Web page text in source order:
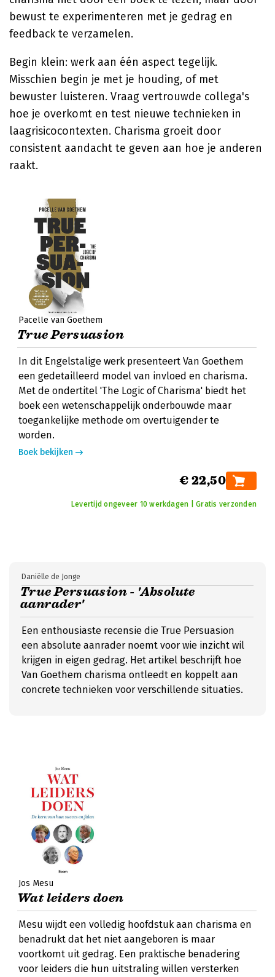
bewust te experimenteren met je gedrag en
feedback te verzamelen.
Begin klein: werk aan één aspect tegelijk.
Misschien begin je met je houding, of met
bewuster luisteren. Vraag vertrouwde collega's
hoe je overkomt en test nieuwe technieken in
laagrisicocontexten. Charisma groeit door
consistent aandacht te geven aan hoe je anderen
raakt.
Pacelle van Goethem
True Persuasion
In dit Engelstalige werk presenteert Van Goethem
een gedetailleerd model van invloed en charisma.
Met de ondertitel 'The Logic of Charisma' biedt het
boek een wetenschappelijk onderbouwde maar
toegankelijke methode om overtuigender te
worden.
Boek bekijken
€ 22,50
Levertijd ongeveer 10 werkdagen | Gratis verzonden
True Persuasion - 'Absolute
aanrader'
Daniëlle de Jonge
Een enthousiaste recensie die True Persuasion
een absolute aanrader noemt voor wie inzicht wil
krijgen in eigen gedrag. Het artikel beschrijft hoe
Van Goethem charisma ontleedt en koppelt aan
concrete technieken voor verschillende situaties.
Jos Mesu
Wat leiders doen
Mesu wijdt een volledig hoofdstuk aan charisma en
benadrukt dat het niet aangeboren is maar
voortkomt uit gedrag. Een praktische benadering
voor leiders die hun uitstraling willen versterken